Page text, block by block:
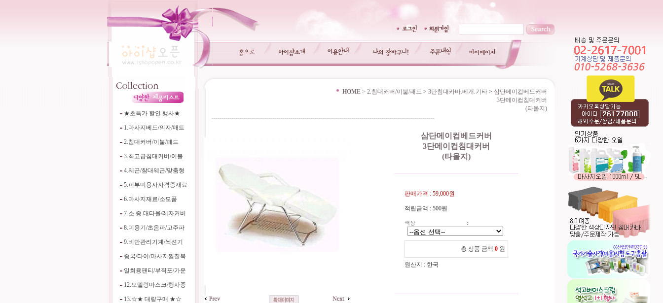
★초특가 할인 행사★
1.마사지베드/의자/매트
2.침대커버/이불/패드
3.최고급침대커버/이불
4.웨곤/참대웨곤/맞춤형
5.피부미용사자격증재료
6.마사지재료/소모품
7.소.중.대타올/레자커버
8.미용기/초음파/고주파
9.비만관리기계/썩션기
중국/타이/마사지찜질복
일회용팬티/부직포/가운
12.모델링마스크/행사중
13.☆★ 대량구매 ★☆
HOME > 2.침대커버/이불/패드 > 3단침대카바.베개.기타 > 삼단메이컵베드커버
3단메이컵침대커버
(타올지)
-----------------------------------------------------------------------------------------------------------------
삼단메이컵베드커버
3단메이컵침대커버
(타올지)
---------------------------------------------------------------
판매가격 : 59,000원
적립금액 : 500원
색상 :
총 상품 금액 0 원
원산지 : 한국
---------------------------------------------------------------